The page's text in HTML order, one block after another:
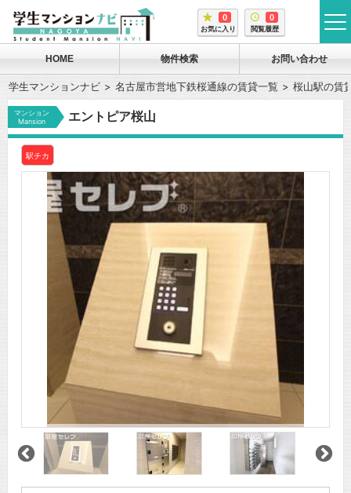
0
お気に入り
0
閲覧履歴
HOME 物件検索 お問い合わせ
学生マンションナビ 名古屋市営地下鉄桜通線の賃貸一覧 桜山駅の賃
マンション
Mansion
エントピア桜山
駅チカ